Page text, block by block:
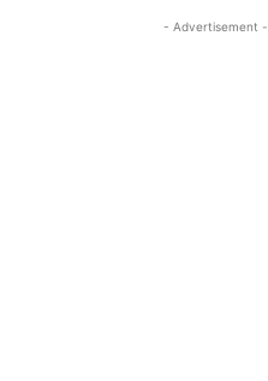
- Advertisement -